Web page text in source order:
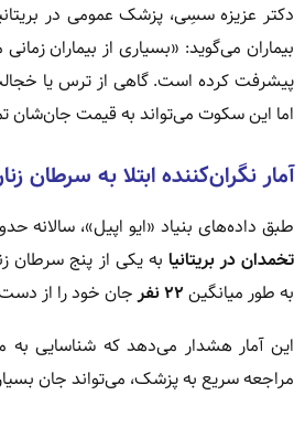
دکتر عزیزه سسِی، پزشک عمومی در
بیماران می‌گوید: «بسیاری از بیماران
پیشرفت کرده است. گاهی از ترس یا
اما این سکوت می‌تواند به قیمت جان‌شان
آمار نگران‌کننده ابتلا به سرطان
طبق داده‌های بنیاد «ایو اپیل»، سالانه
تخمدان در بریتانیا به یکی از پنج سرطان
به طور میانگین۲۲ نفر
جان خود را از
این آمار هشدار می‌دهد که شناسایی به
مراجعه سریع به پزشک، می‌تواند جان